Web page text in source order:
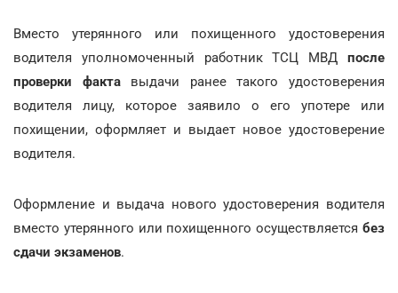
Вместо утерянного или похищенного удостоверения
водителя уполномоченный работник ТСЦ МВД после
проверки фактавыдачи ранее такого удостоверения
водителя лицу, которое заявило о его употере или
похищении, оформляет и выдает новое удостоверение
водителя.
Оформление и выдача нового удостоверения водителя
вместо утерянного или похищенного осуществляется без
сдачи экзаменов.